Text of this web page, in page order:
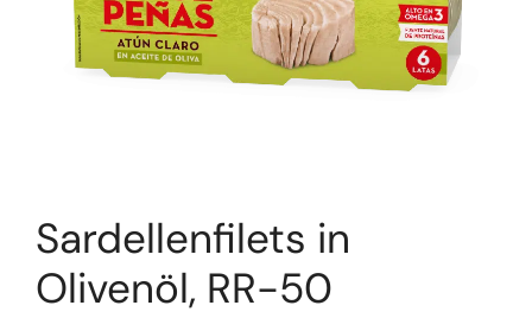
Sardellenfilets in
Olivenöl, RR-50